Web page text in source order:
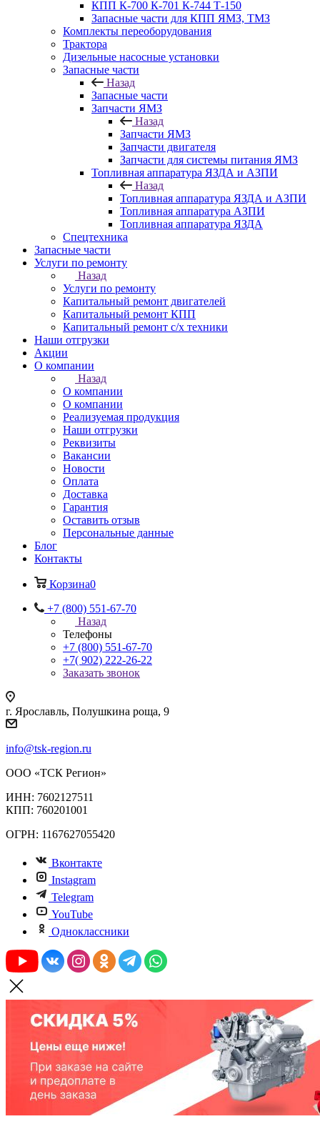
КПП К-700 К-701 К-744 Т-150
Запасные части для КПП ЯМЗ, ТМЗ
Комплекты переоборудования
Трактора
Дизельные насосные установки
Запасные части
Назад
Запасные части
Запчасти ЯМЗ
Назад
Запчасти ЯМЗ
Запчасти двигателя
Запчасти для системы питания ЯМЗ
Топливная аппаратура ЯЗДА и АЗПИ
Назад
Топливная аппаратура ЯЗДА и АЗПИ
Топливная аппаратура АЗПИ
Топливная аппаратура ЯЗДА
Спецтехника
Запасные части
Услуги по ремонту
Назад
Услуги по ремонту
Капитальный ремонт двигателей
Капитальный ремонт КПП
Капитальный ремонт с/х техники
Наши отгрузки
Акции
О компании
Назад
О компании
О компании
Реализуемая продукция
Наши отгрузки
Реквизиты
Вакансии
Новости
Оплата
Доставка
Гарантия
Оставить отзыв
Персональные данные
Блог
Контакты
Корзина0
+7 (800) 551-67-70
Назад
Телефоны
+7 (800) 551-67-70
+7( 902) 222-26-22
Заказать звонок
г. Ярославль, Полушкина роща, 9
info@tsk-region.ru
ООО «ТСК Регион»
ИНН: 7602127511
КПП: 760201001
ОГРН: 1167627055420
Вконтакте
Instagram
Telegram
YouTube
Одноклассники